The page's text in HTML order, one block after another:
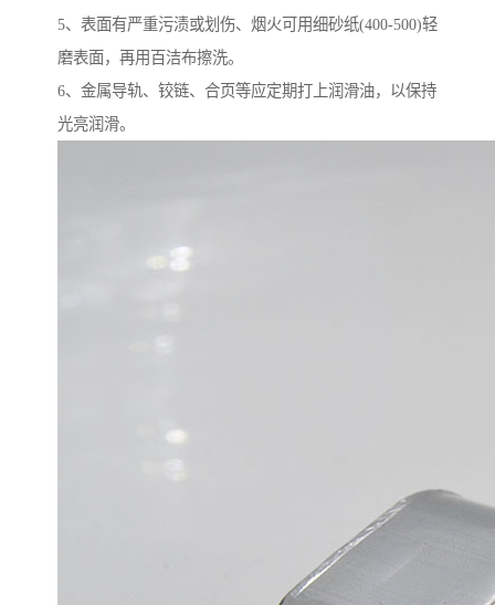
5、表面有严重污渍或划伤、烟火可用细砂纸(400-500)轻
磨表面，再用百洁布擦洗。
6、金属导轨、铰链、合页等应定期打上润滑油，以保持
光亮润滑。